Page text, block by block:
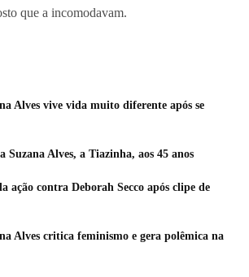
que a incomodavam.
Alves vive vida muito diferente após se
Suzana Alves, a Tiazinha, aos 45 anos
ação contra Deborah Secco após clipe de
Alves critica feminismo e gera polêmica na